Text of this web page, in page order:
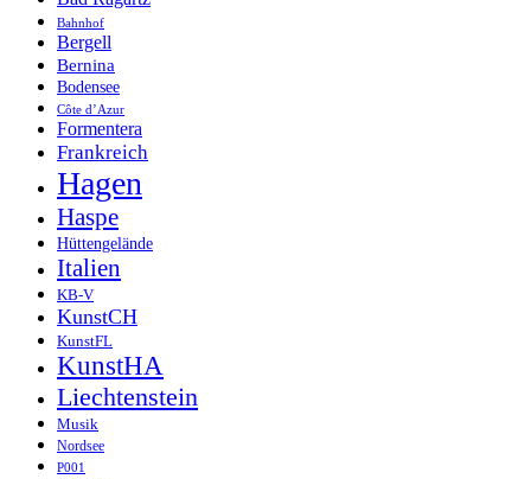
Bahnhof
Bergell
Bernina
Bodensee
Côte d’Azur
Formentera
Frankreich
Hagen
Haspe
Hüttengelände
Italien
KB-V
KunstCH
KunstFL
KunstHA
Liechtenstein
Musik
Nordsee
P001